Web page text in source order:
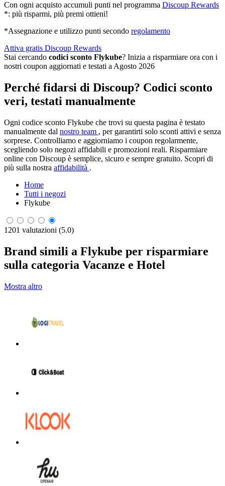
Con ogni acquisto accumuli punti nel programma Discoup Rewards
*: più risparmi, più premi ottieni!
*Assegnazione e utilizzo punti secondo regolamento
Attiva gratis Discoup Rewards
Stai cercando codici sconto Flykube? Inizia a risparmiare ora con i
nostri coupon aggiornati e testati a Agosto 2026
Perché fidarsi di Discoup? Codici sconto
veri, testati manualmente
Ogni codice sconto Flykube che trovi su questa pagina è testato
manualmente dal nostro team , per garantirti solo sconti attivi e senza
sorprese. Controlliamo e aggiorniamo i coupon regolarmente,
scegliendo solo negozi affidabili e promozioni reali. Risparmiare
online con Discoup è semplice, sicuro e sempre gratuito. Scopri di
più sulla nostra affidabilità .
Home
Tutti i negozi
Flykube
1201 valutazioni (5.0)
Brand simili a Flykube per risparmiare
sulla categoria Vacanze e Hotel
Mostra altro